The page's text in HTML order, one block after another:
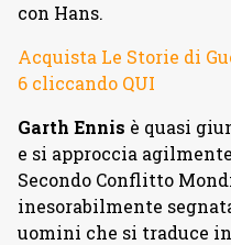
con Hans.
Acquista Le Storie di
6 cliccando QUI
Garth Ennis è quasi
e si approccia
Secondo Conflitto
inesorabilmente
uomini che si traduce